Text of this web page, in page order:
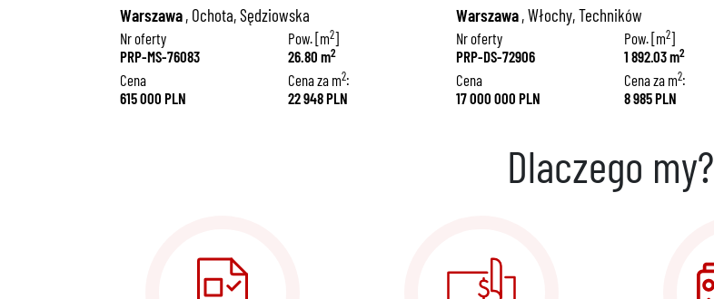
Warszawa, Ochota, Sędziowska
Nr oferty
PRP-MS-76083
Pow. [m2]
26.80 m2
Cena
615 000 PLN
Cena za m2:
22 948 PLN
Warszawa, Włochy, Techników
Nr oferty
PRP-DS-72906
Pow. [m2]
1 892.03 m2
Cena
17 000 000 PLN
Cena za m2:
8 985 PLN
Dlaczego my?